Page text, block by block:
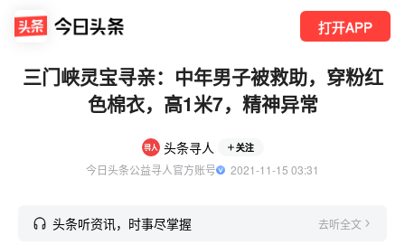
打开APP
三门峡灵宝寻亲：中年男子被救助，穿粉红
色棉衣，高1米7，精神异常
头条寻人 关注
今日头条公益寻人官方账号
  2021-11-15 03:31
头条听资讯，时事尽掌握 去听全文